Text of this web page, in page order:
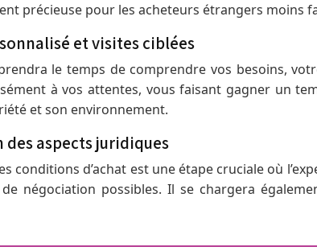
précieuse pour les acheteurs étrangers moins
et visites ciblées
le temps de comprendre vos besoins,
à vos attentes, vous faisant gagner un
et son environnement.
aspects juridiques
conditions d’achat est une étape cruciale où
négociation possibles. Il se chargera